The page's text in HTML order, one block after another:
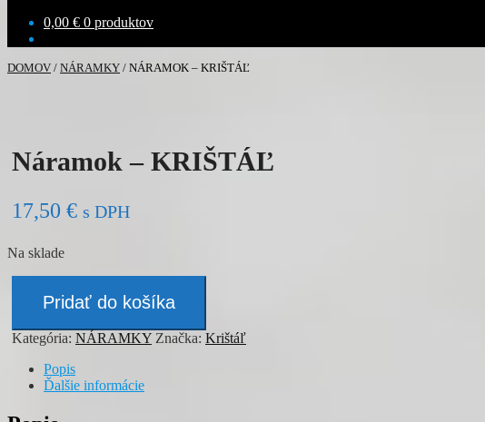
0,00 € 0 produktov
DOMOV / NÁRAMKY / NÁRAMOK – KRIŠTÁĽ
Náramok – KRIŠTÁĽ
17,50 € s DPH
Na sklade
Náramok
KRIŠTÁĽ
Pridať do košíka
Kategória: NÁRAMKY Značka: Krištáľ
Popis
Ďalšie informácie